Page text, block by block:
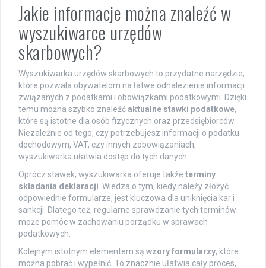
Jakie informacje można znaleźć w
wyszukiwarce urzędów
skarbowych?
Wyszukiwarka urzędów skarbowych to przydatne narzędzie,
które pozwala obywatelom na łatwe odnalezienie informacji
związanych z podatkami i obowiązkami podatkowymi. Dzięki
temu można szybko znaleźćaktualne stawki podatkowe,
które są istotne dla osób fizycznych oraz przedsiębiorców.
Niezależnie od tego, czy potrzebujesz informacji o podatku
dochodowym, VAT, czy innych zobowiązaniach,
wyszukiwarka ułatwia dostęp do tych danych.
Oprócz stawek, wyszukiwarka oferuje także terminy
składania deklaracji . Wiedza o tym, kiedy należy złożyć
odpowiednie formularze, jest kluczowa dla uniknięcia kar i
sankcji. Dlatego też, regularne sprawdzanie tych terminów
może pomóc w zachowaniu porządku w sprawach
podatkowych.
Kolejnym istotnym elementem są wzory formularzy, które
można pobrać i wypełnić. To znacznie ułatwia cały proces,